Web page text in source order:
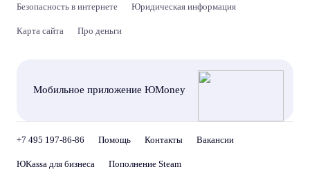
Безопасность в интернете Юридическая информация
Карта сайта Про деньги
Мобильное приложение ЮMoney
+7 495 197-86-86 Помощь Контакты Вакансии
ЮKassa для бизнеса Пополнение Steam